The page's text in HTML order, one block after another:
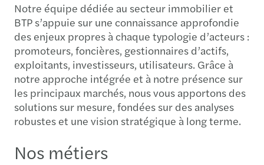
Notre équipe dédiée au secteur immobilier et
BTP s’appuie sur une connaissance approfondie
des enjeux propres à chaque typologie d’acteurs :
promoteurs, foncières, gestionnaires d’actifs,
exploitants, investisseurs, utilisateurs. Grâce à
notre approche intégrée et à notre présence sur
les principaux marchés, nous vous apportons des
solutions sur mesure, fondées sur des analyses
robustes et une vision stratégique à long terme.
Nos métiers